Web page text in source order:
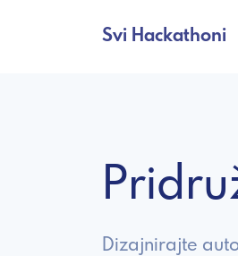
Svi Hackathoni
Dizajnirajte